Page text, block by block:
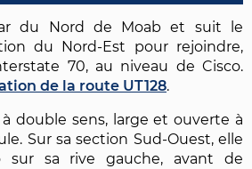
du Nord de Moab et suit le
du Nord-Est pour rejoindre,
70, au niveau de Cisco.
de la route UT128.
à double sens, large et ouverte à
Sur sa section Sud-Ouest, elle
sur sa rive gauche, avant de